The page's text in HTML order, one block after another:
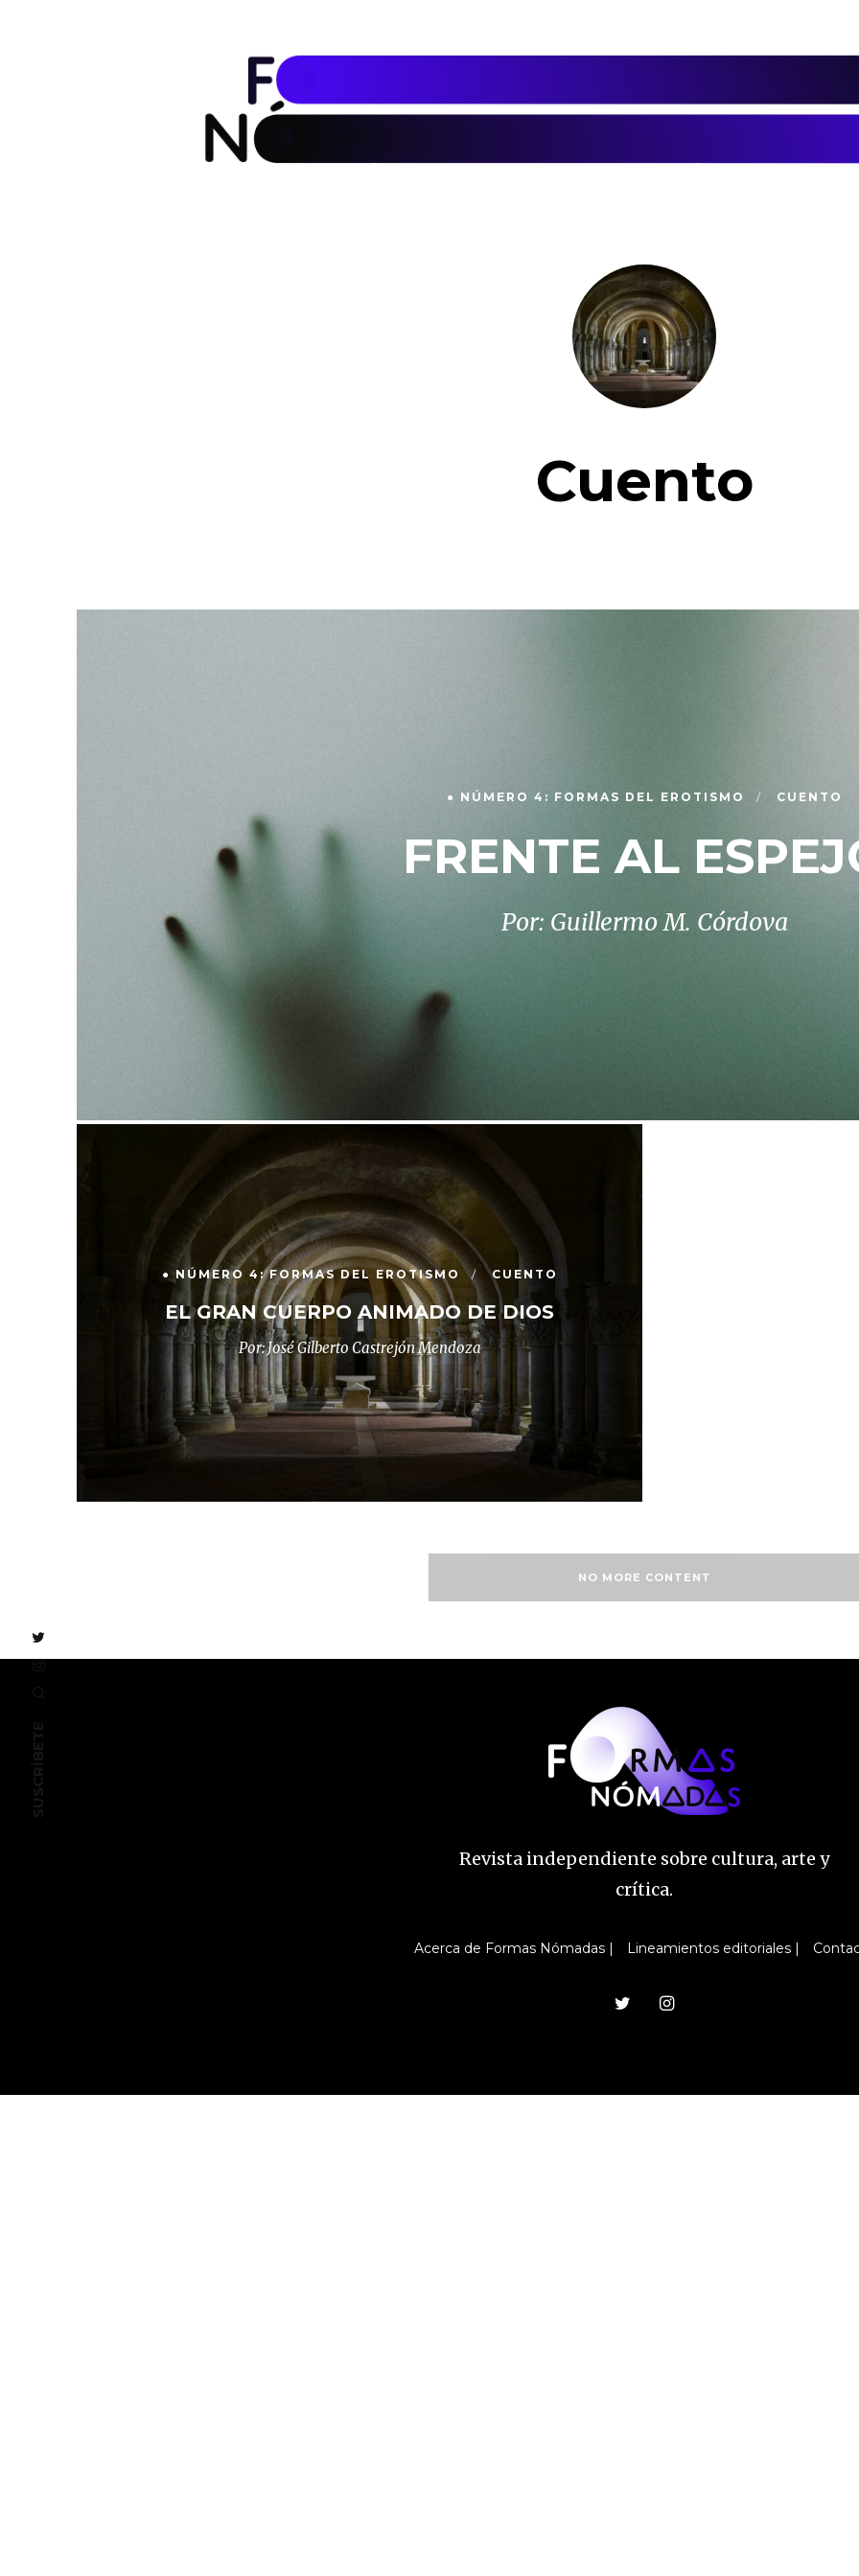
Cuento
● NÚMERO 4: FORMAS DEL EROTISMO CUENTO
FRENTE AL
Por: Guillermo M. Córdova
● NÚMERO 4: FORMAS DEL EROTISMO CUENTO
EL GRAN CUERPO ANIMADO DE DIOS
Por: José Gilberto Castrejón Mendoza
NO MORE CONTENT
Revista independiente sobre cultura, arte y
crítica.
Acerca de Formas Nómadas | Lineamientos editoriales |